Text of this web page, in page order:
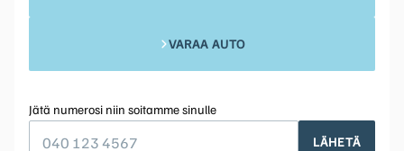
VARAA AUTO
Jätä numerosi niin soitamme sinulle
LÄHETÄ